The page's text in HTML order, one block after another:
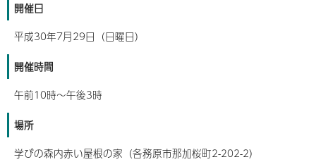
開催日
平成30年7月29日（日曜日）
開催時間
午前10時～午後3時
場所
学びの森内赤い屋根の家（各務原市那加桜町2-202-2）